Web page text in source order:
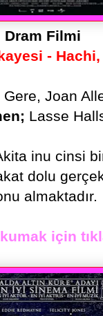
Dram Filmi
- Hachi,
Gere, Joan
Lasse
inu cinsi
dolu
almaktadır.
için